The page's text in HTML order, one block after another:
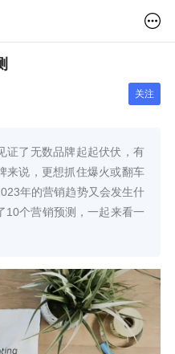
关注
证了无数品牌起起伏伏，有
来说，更想抓住爆火或翻车
年的营销趋势又会发生什
10个营销预测，一起来看一